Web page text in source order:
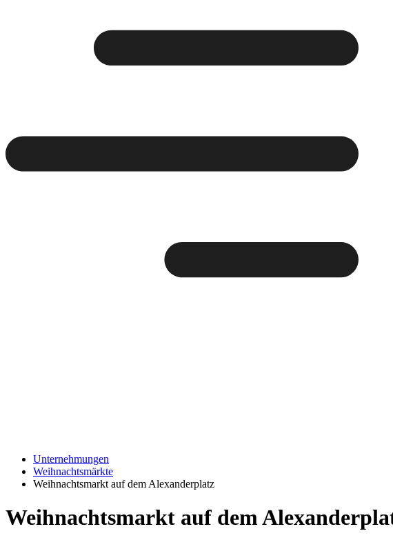
Unternehmungen
Weihnachtsmärkte
Weihnachtsmarkt auf dem Alexanderplatz
Weihnachtsmarkt auf dem